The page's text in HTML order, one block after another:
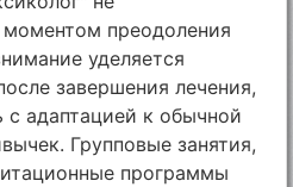
преодоления
уделяется
завершения лечения,
адаптацией к обычной
Групповые занятия,
программы